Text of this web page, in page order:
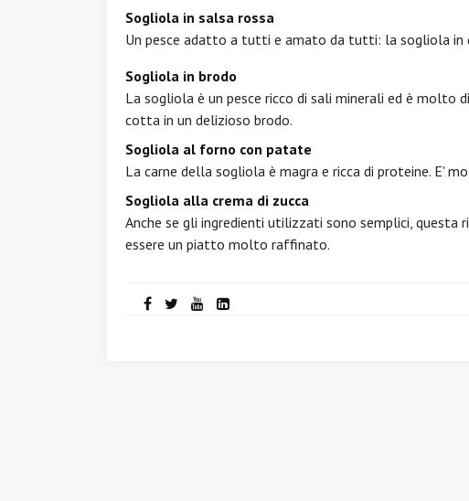
Sogliola in salsa rossa
Un pesce adatto a tutti e amato da tutti: la sogliola in
Sogliola in brodo
La sogliola è un pesce ricco di sali minerali ed è molto
cotta in un delizioso brodo.
Sogliola al forno con patate
La carne della sogliola è magra e ricca di proteine. E'
Sogliola alla crema di zucca
Anche se gli ingredienti utilizzati sono semplici,
essere un piatto molto raffinato.